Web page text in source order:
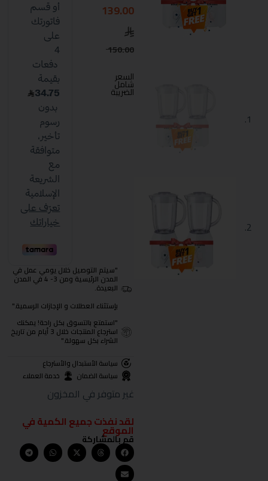
150.00
139.00
السعر
شامل
الضريبة
"سيتم التوصيل خلال يومي عمل في
المدن الرئيسية ومن 3- 4 في المدن
البعيدة.
بإستثناء العطلات و الإجازات الرسمية."
"استمتع بالتسوق بكل راحة! يمكنك
استرجاع المنتجات خلال 3 أيام من تاريخ
الشراء بكل سهولة."
سياسة الأستبدال والأسترجاع
سياسة الضمان
خدمة العملاء
غير متوفر في المخزون
لقد نفذت جميع الكمية في
الموقع
قم بالمشاركة